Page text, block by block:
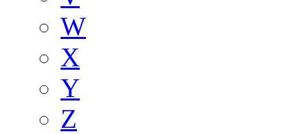
W
X
Y
Z